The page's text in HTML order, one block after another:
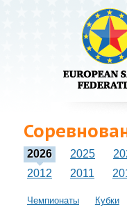
2026 2025
2012
2011
Чемпионаты Кубки